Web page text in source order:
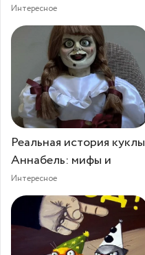
Интересное
Реальная история куклы
Аннабель: мифы и
Интересное